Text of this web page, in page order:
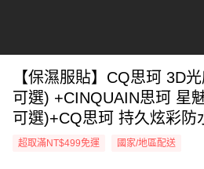
【保濕服貼】CQ思珂 3D
可選) +CINQUAIN思珂 星
可選)+CQ思珂 持久炫彩防
超取滿NT$499免運 國家/地區配送